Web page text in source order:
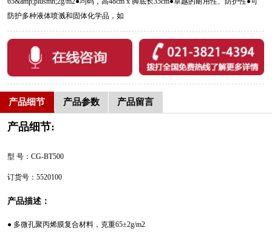
防护多种液体喷溅和固体化学品，如
产品细节 产品参数 产品留言
产品细节:
型 号：CG-BT500
订货号：5520100
产品描述：
● 多微孔聚丙烯膜复合材料，克重65±2g/m2